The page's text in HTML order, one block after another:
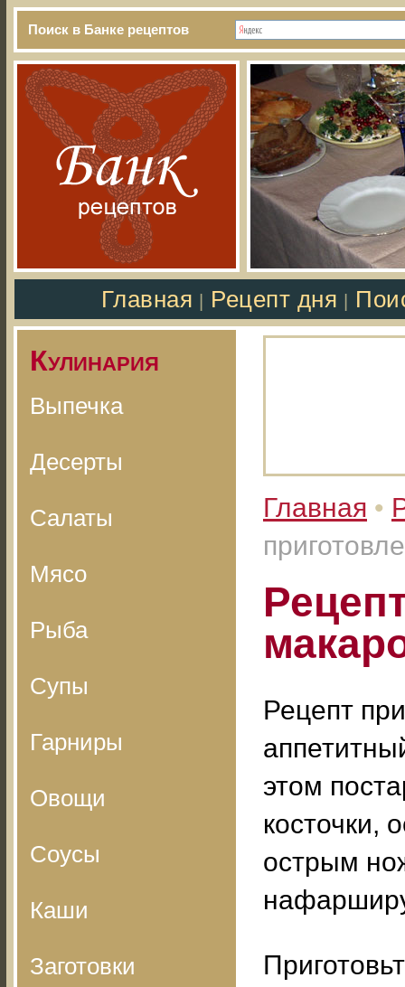
Поиск в Банке рецептов
Главная Рецепт дня
Кулинария
Выпечка
Десерты
Салаты
Мясо
Рыба
Супы
Гарниры
Овощи
Соусы
Каши
Заготовки
Главная •
Рецепт
этом
косточки,
острым